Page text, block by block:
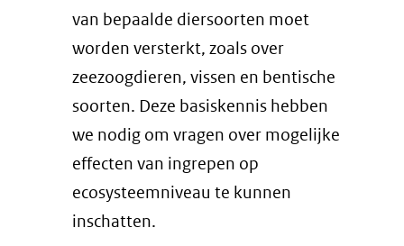
van bepaalde diersoorten moet
worden versterkt, zoals over
zeezoogdieren, vissen en bentische
soorten. Deze basiskennis hebben
we nodig om vragen over mogelijke
effecten van ingrepen op
ecosysteemniveau te kunnen
inschatten.